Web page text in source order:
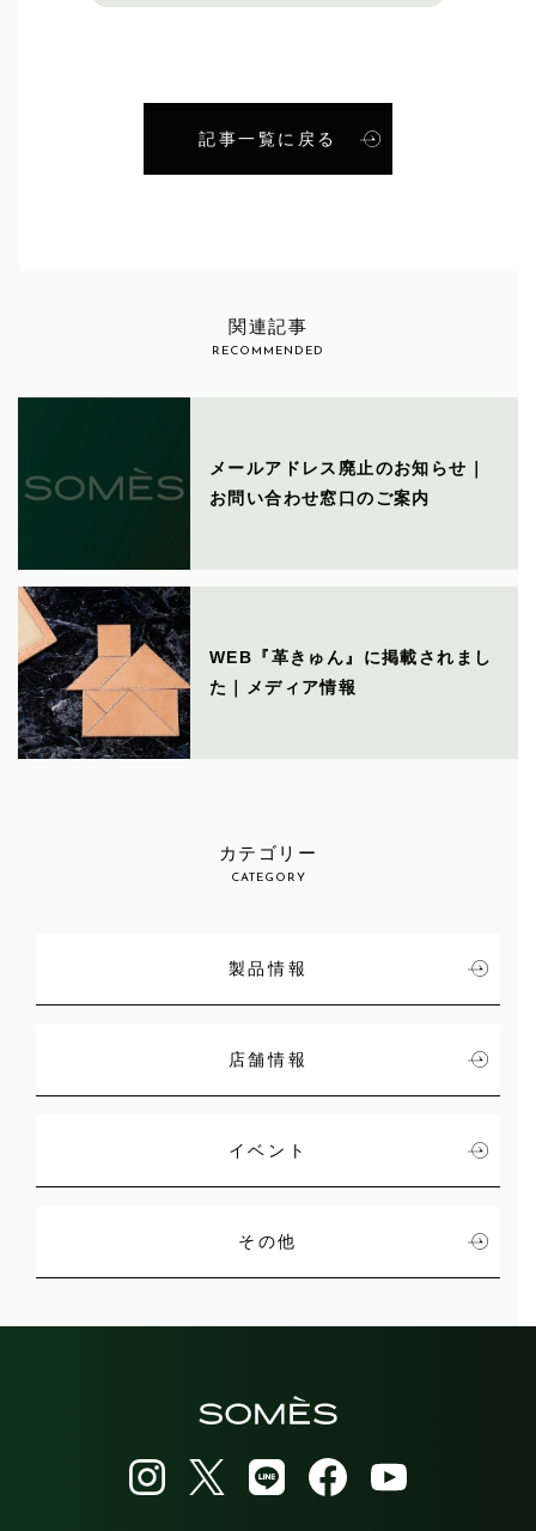
記事一覧に戻る
関連記事
RECOMMENDED
メールアドレス廃止のお知らせ｜
お問い合わせ窓口のご案内
WEB『革きゅん』に掲載されまし
た｜メディア情報
カテゴリー
CATEGORY
製品情報
店舗情報
イベント
その他